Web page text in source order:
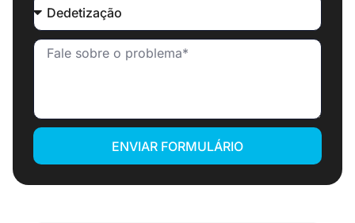
ENVIAR FORMULÁRIO